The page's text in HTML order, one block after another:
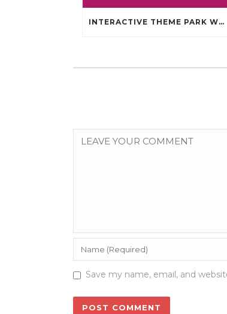
INTERACTIVE THEME PARK WHICH WILL MLB AUTHENTIC JERSEYS
Save my name, email, and